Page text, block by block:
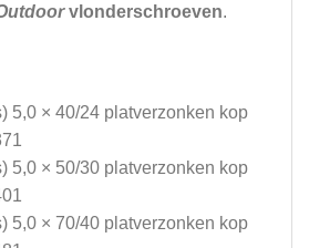
vlonderschroeven.
5,0 × 40/24 platverzonken kop
5,0 × 50/30 platverzonken kop
5,0 × 70/40 platverzonken kop